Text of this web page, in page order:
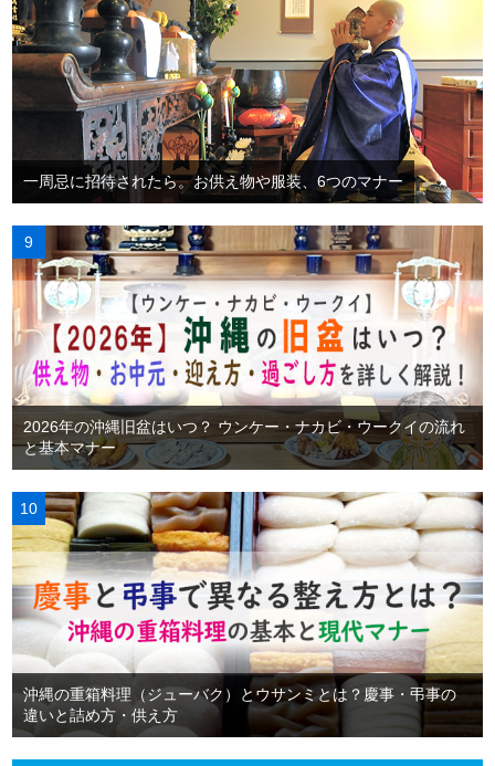
一周忌に招待されたら。お供え物や服装、6つのマナー
2026年の沖縄旧盆はいつ？ ウンケー・ナカビ・ウークイの流れ
と基本マナー
沖縄の重箱料理（ジューバク）とウサンミとは？慶事・弔事の
違いと詰め方・供え方